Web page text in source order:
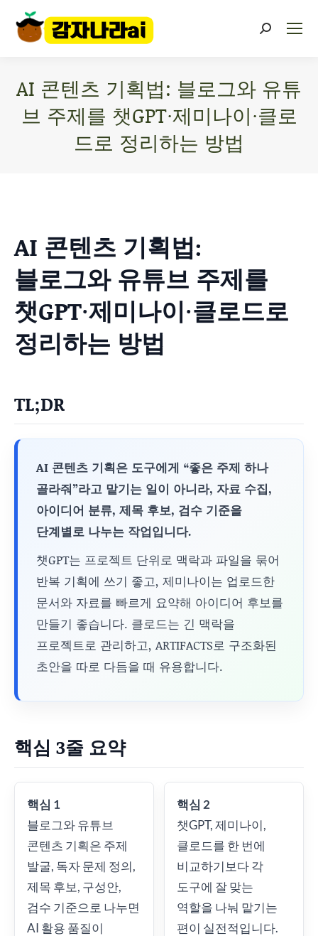
AI 콘텐츠 기획법: 블로그와 유튜
브 주제를 챗GPT·제미나이·클로
드로 정리하는 방법
AI 콘텐츠 기획법:
블로그와 유튜브 주제를
챗GPT·제미나이·클로드로
정리하는 방법
TL;DR
AI 콘텐츠 기획은 도구에게 “좋은 주제 하나
골라줘”라고 맡기는 일이 아니라, 자료 수집,
아이디어 분류, 제목 후보, 검수 기준을
단계별로 나누는 작업입니다.
챗GPT는 프로젝트 단위로 맥락과 파일을 묶어
반복 기획에 쓰기 좋고, 제미나이는 업로드한
문서와 자료를 빠르게 요약해 아이디어 후보를
만들기 좋습니다. 클로드는 긴 맥락을
프로젝트로 관리하고, ARTIFACTS로 구조화된
초안을 따로 다듬을 때 유용합니다.
핵심 3줄 요약
핵심 1
블로그와 유튜브
콘텐츠 기획은 주제
발굴, 독자 문제 정의,
제목 후보, 구성안,
검수 기준으로 나누면
AI 활용 품질이
핵심 2
챗GPT, 제미나이,
클로드를 한 번에
비교하기보다 각
도구에 잘 맞는
역할을 나눠 맡기는
편이 실전적입니다.